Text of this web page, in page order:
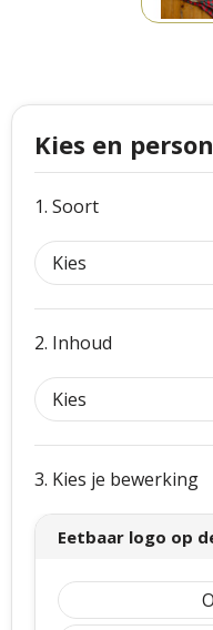
Craft
Thule
Case Logic
Mepal
Parker
Kerstspellen
Kersttassen
kerstkaarsen
Kies en
1. Soort
2. Inhoud
3. Kies je bewerking
Eetbaar logo op